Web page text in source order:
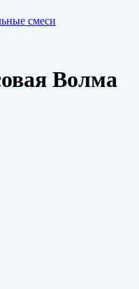
смеси
Волма